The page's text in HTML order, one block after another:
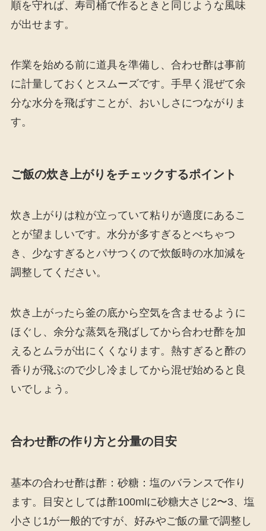
順を守れば、寿司桶で作るときと同じような風味
が出せます。
作業を始める前に道具を準備し、合わせ酢は事前
に計量しておくとスムーズです。手早く混ぜて余
分な水分を飛ばすことが、おいしさにつながりま
す。
ご飯の炊き上がりをチェックするポイント
炊き上がりは粒が立っていて粘りが適度にあるこ
とが望ましいです。水分が多すぎるとべちゃつ
き、少なすぎるとパサつくので炊飯時の水加減を
調整してください。
炊き上がったら釜の底から空気を含ませるように
ほぐし、余分な蒸気を飛ばしてから合わせ酢を加
えるとムラが出にくくなります。熱すぎると酢の
香りが飛ぶので少し冷ましてから混ぜ始めると良
いでしょう。
合わせ酢の作り方と分量の目安
基本の合わせ酢は酢：砂糖：塩のバランスで作り
ます。目安としては酢100mlに砂糖大さじ2〜3、塩
小さじ1が一般的ですが、好みやご飯の量で調整し